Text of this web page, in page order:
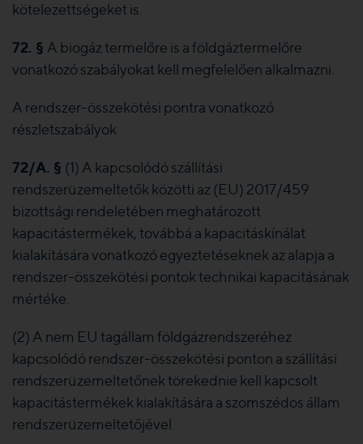
kötelezettségeket is.
72. § A biogáz termelőre is a földgáztermelőre
vonatkozó szabályokat kell megfelelően alkalmazni.
A rendszer-összekötési pontra vonatkozó
részletszabályok
72/A. § (1) A kapcsolódó szállítási
rendszerüzemeltetők közötti az (EU) 2017/459
bizottsági rendeletében meghatározott
kapacitástermékek, továbbá a kapacitáskínálat
kialakítására vonatkozó egyeztetéseknek az alapja a
rendszer-összekötési pontok technikai kapacitásának
mértéke.
(2) A nem EU tagállam földgázrendszeréhez
kapcsolódó rendszer-összekötési ponton a szállítási
rendszerüzemeltetőnek törekednie kell kapcsolt
kapacitástermékek kialakítására a szomszédos állam
rendszerüzemeltetőjével.